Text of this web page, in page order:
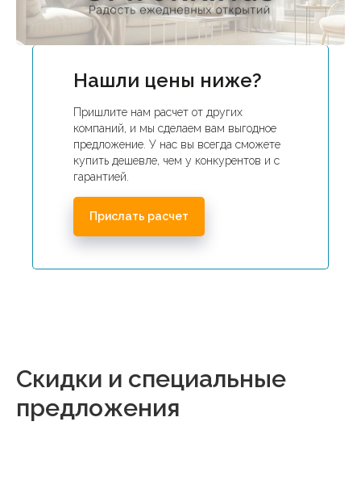
Нашли цены ниже?
Пришлите нам расчет от других
компаний, и мы сделаем вам выгодное
предложение. У нас вы всегда сможете
купить дешевле, чем у конкурентов и с
гарантией.
Прислать расчет
Скидки и специальные
предложения